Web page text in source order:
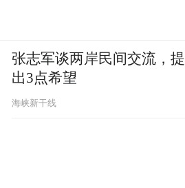
张志军谈两岸民间交流，提
出3点希望
海峡新干线